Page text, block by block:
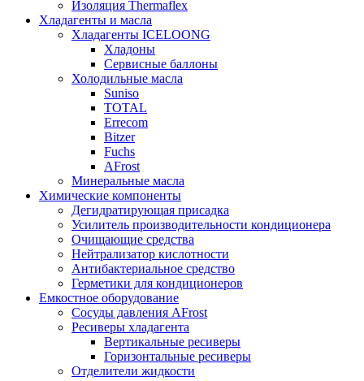
Изоляция Thermaflex
Хладагенты и масла
Хладагенты ICELOONG
Хладоны
Сервисные баллоны
Холодильные масла
Suniso
TOTAL
Errecom
Bitzer
Fuchs
AFrost
Минеральные масла
Химические компоненты
Дегидратирующая присадка
Усилитель производительности кондиционера
Очищающие средства
Нейтрализатор кислотности
Антибактериальное средство
Герметики для кондиционеров
Емкостное оборудование
Сосуды давления AFrost
Ресиверы хладагента
Вертикальные ресиверы
Горизонтальные ресиверы
Отделители жидкости